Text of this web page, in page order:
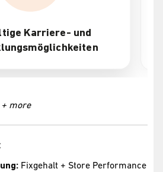
Karriere- und
+ more
Fixgehalt + Store Performance